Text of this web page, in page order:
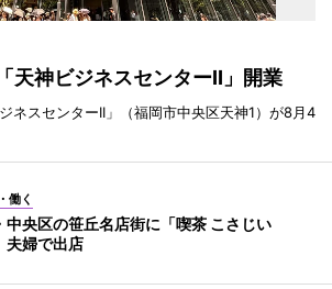
天神ビジネスセンターII」開業
ネスセンターII」（福岡市中央区天神1）が8月4
働く
中央区の笹丘名店街に「喫茶 こさじい
婦で出店